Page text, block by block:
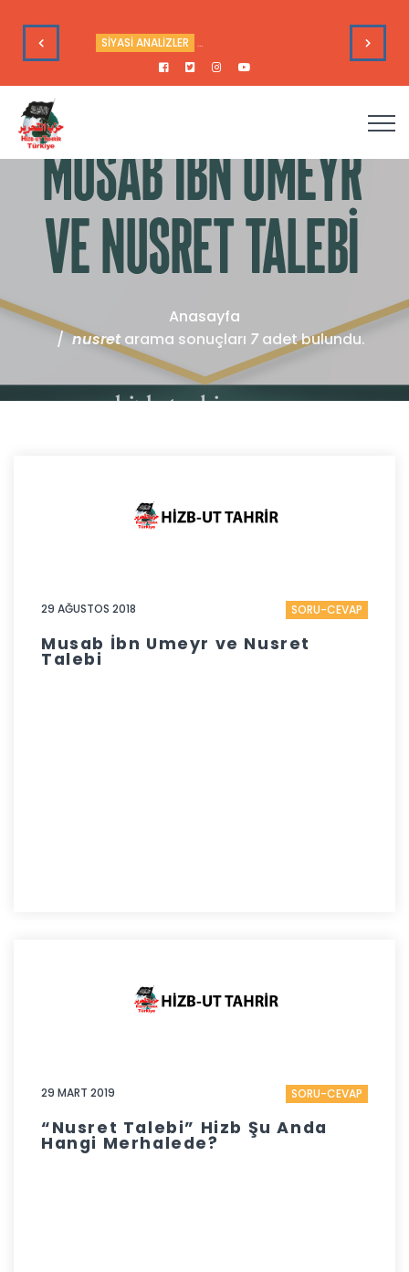
HAFTALIK GÜNDEM DEĞERLENDİRME Haftalık
Anasayfa
nusretarama sonuçları 7adet bulundu.
29 AĞUSTOS 2018 SORU-CEVAP
Musab İbn Umeyr ve Nusret
Talebi
29 MART 2019 SORU-CEVAP
“Nusret Talebi” Hizb Şu Anda
Hangi Merhalede?